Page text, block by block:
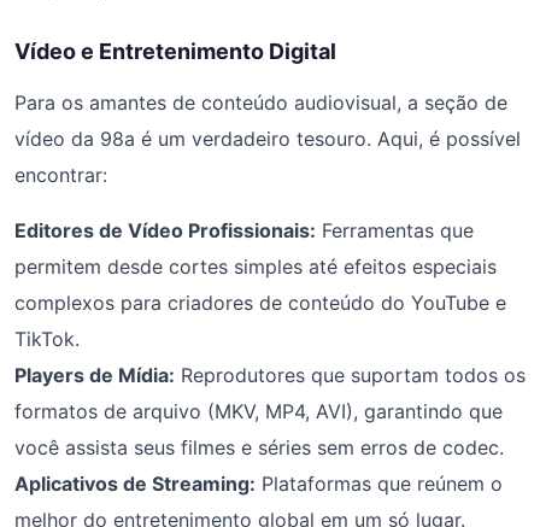
Vídeo e Entretenimento Digital
Para os amantes de conteúdo audiovisual, a seção de
vídeo da 98a é um verdadeiro tesouro. Aqui, é possível
encontrar:
Editores de Vídeo Profissionais: Ferramentas que
permitem desde cortes simples até efeitos especiais
complexos para criadores de conteúdo do YouTube e
TikTok.
Players de Mídia: Reprodutores que suportam todos os
formatos de arquivo (MKV, MP4, AVI), garantindo que
você assista seus filmes e séries sem erros de codec.
Aplicativos de Streaming: Plataformas que reúnem o
melhor do entretenimento global em um só lugar.